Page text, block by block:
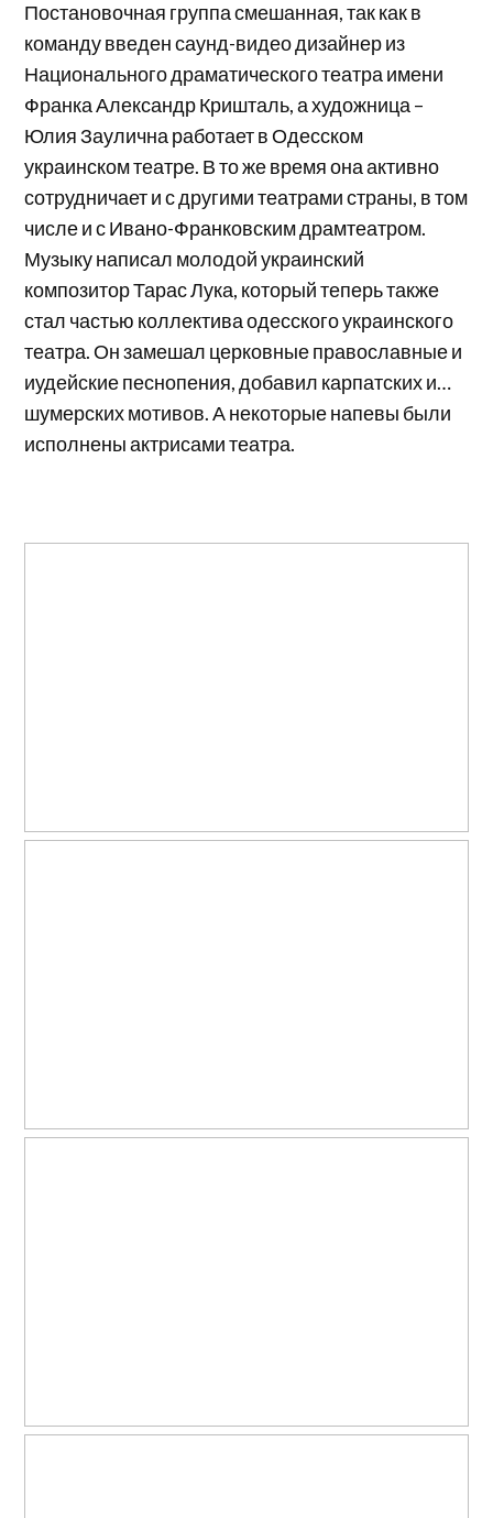
Постановочная группа смешанная, так как в
команду введен саунд-видео дизайнер из
Национального драматического театра имени
Франка Александр Кришталь, а художница –
Юлия Заулична работает в Одесском
украинском театре. В то же время она активно
сотрудничает и с другими театрами страны, в том
числе и с Ивано-Франковским драмтеатром.
Музыку написал молодой украинский
композитор Тарас Лука, который теперь также
стал частью коллектива одесского украинского
театра. Он замешал церковные православные и
иудейские песнопения, добавил карпатских и…
шумерских мотивов. А некоторые напевы были
исполнены актрисами театра.